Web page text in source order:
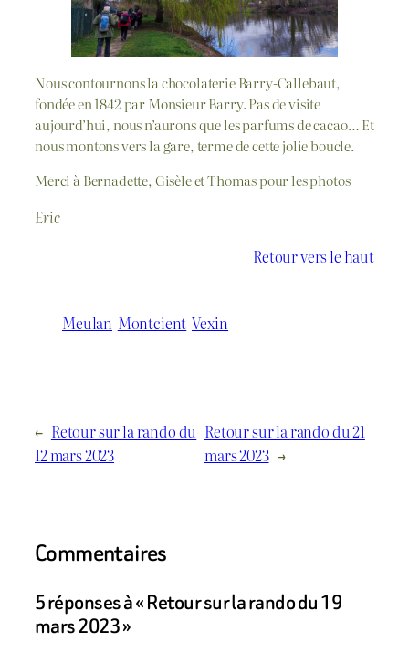
Nous contournons la chocolaterie Barry-Callebaut,
fondée en 1842 par Monsieur Barry. Pas de visite
aujourd’hui, nous n’aurons que les parfums de cacao… Et
nous montons vers la gare, terme de cette jolie boucle.
Merci à Bernadette, Gisèle et Thomas pour les photos
Eric
Retour vers le haut
Meulan Montcient Vexin
← Retour sur la rando du
12 mars 2023
Retour sur la rando du 21
mars 2023 →
Commentaires
5 réponses à « Retour sur la rando du 19
mars 2023 »